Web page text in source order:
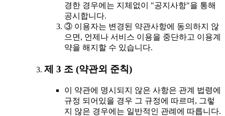
경한 경우에는 지체없이 "공지사항"을 통해
공시합니다.
③ 이용자는 변경된 약관사항에 동의하지 않
으면, 언제나 서비스 이용을 중단하고 이용계
약을 해지할 수 있습니다.
제 3 조 (약관외 준칙)
이 약관에 명시되지 않은 사항은 관계 법령에
규정 되어있을 경우 그 규정에 따르며, 그렇
지 않은 경우에는 일반적인 관례에 따릅니다.